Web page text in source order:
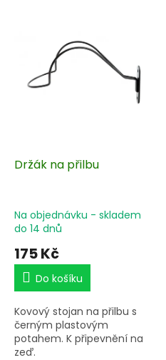
Držák na přilbu
Na objednávku - skladem
do 14 dnů
175 Kč
Do košíku
Kovový stojan na přilbu s
černým plastovým
potahem. K připevnění na
zeď.